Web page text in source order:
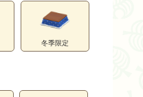
冬季限定